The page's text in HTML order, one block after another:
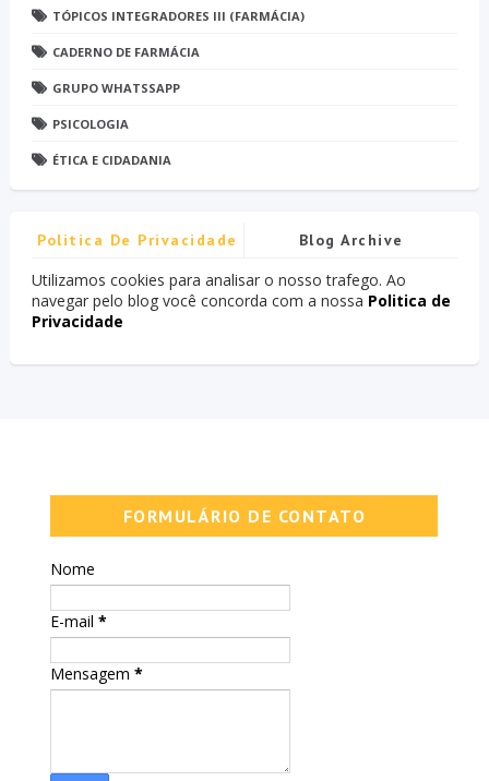
TÓPICOS INTEGRADORES III (FARMÁCIA)
CADERNO DE FARMÁCIA
GRUPO WHATSSAPP
PSICOLOGIA
ÉTICA E CIDADANIA
Politica De Privacidade Blog Archive
Utilizamos cookies para analisar o nosso trafego. Ao
navegar pelo blog você concorda com a nossa Politica de
Privacidade
FORMULÁRIO DE CONTATO
Nome
E-mail*
Mensagem*